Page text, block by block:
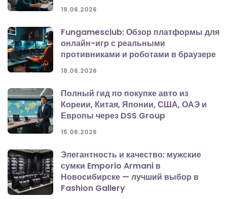
19.06.2026
Fungamesclub: Обзор платформы для
онлайн-игр с реальными
противниками и роботами в браузере
18.06.2026
Полный гид по покупке авто из
Кореии, Китая, Японии, США, ОАЭ и
Европы через DSS Group
15.06.2026
Элегантность и качество: мужские
сумки Emporio Armani в
Новосибирске — лучший выбор в
Fashion Gallery